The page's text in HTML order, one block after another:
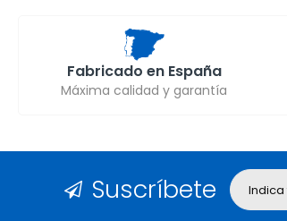
Fabricado en España
Máxima calidad y garantía
Suscríbete